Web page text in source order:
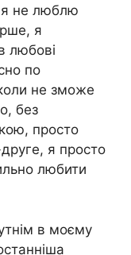
я не люблю
я
любові
по
не зможе
без
просто
я просто
любити
в моєму